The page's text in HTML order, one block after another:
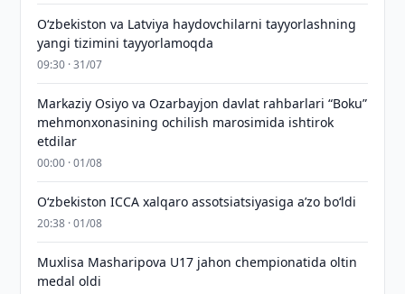
Oʻzbekiston va Latviya haydovchilarni tayyorlashning
yangi tizimini tayyorlamoqda
09:30 · 31/07
Markaziy Osiyo va Ozarbayjon davlat rahbarlari “Boku”
mehmonxonasining ochilish marosimida ishtirok
etdilar
00:00 · 01/08
O‘zbekiston ICCA xalqaro assotsiatsiyasiga aʼzo bo‘ldi
20:38 · 01/08
Muxlisa Masharipova U17 jahon chempionatida oltin
medal oldi